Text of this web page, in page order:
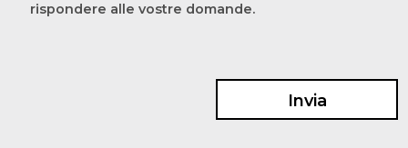
rispondere alle vostre domande.